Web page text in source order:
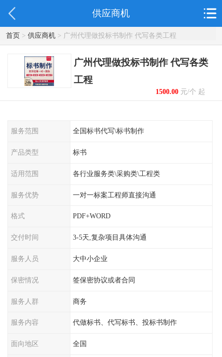
供应商机
首页> 供应商机> 广州代理做投标书制作 代写各类工程
广州代理做投标书制作 代写各类
工程
1500.00元/个 起
服务范围 全国标书代写\标书制作
产品类型 标书
适用范围 各行业服务类\采购类\工程类
服务优势 一对一标案工程师直接沟通
格式 PDF+WORD
交付时间 3-5天,复杂项目具体沟通
服务人员 大中小企业
保密情况 签保密协议或者合同
服务人群 商务
服务内容 代做标书、代写标书、投标书制作
面向地区 全国